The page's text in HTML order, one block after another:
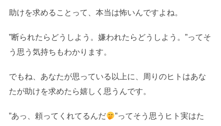
助けを求めることって、本当は怖いんですよね。
”断られたらどうしよう。嫌われたらどうしよう。”ってそ
う思う気持ちもわかります。
でもね、あなたが思っている以上に、周りのヒトはあな
たが助けを求めたら嬉しく思うんです。
”あっ、頼ってくれてるんだ
”ってそう思うヒト実はた